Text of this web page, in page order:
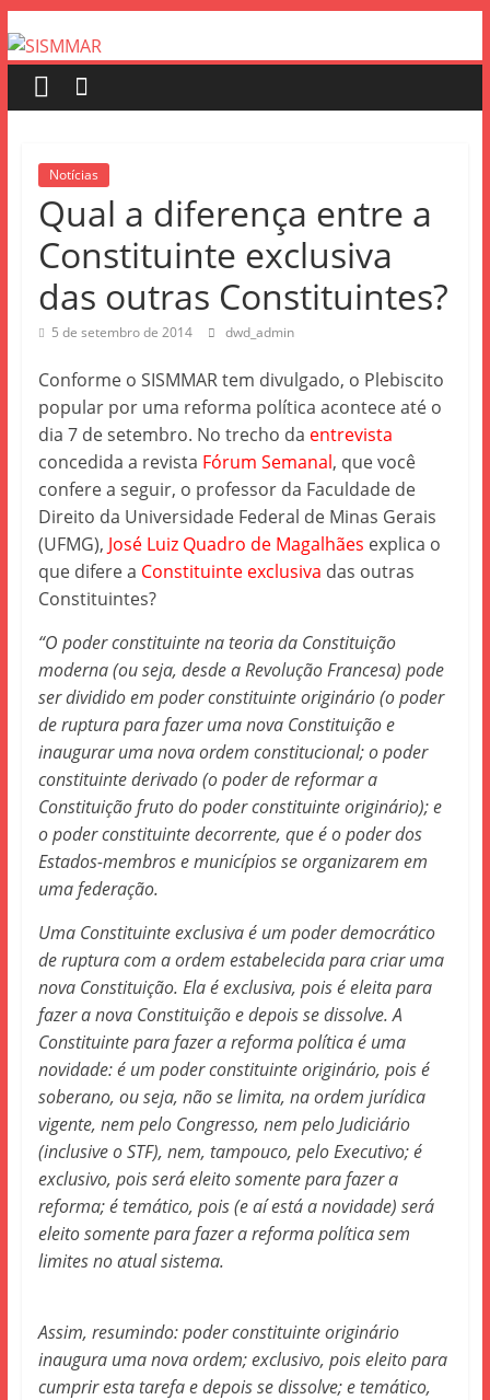
Notícias
Qual a diferença entre a
Constituinte exclusiva
das outras Constituintes?
5 de setembro de 2014 dwd_admin
Conforme o SISMMAR tem divulgado, o Plebiscito
popular por uma reforma política acontece até o
dia 7 de setembro. No trecho da entrevista
concedida a revista Fórum Semanal, que você
confere a seguir, o professor da Faculdade de
Direito da Universidade Federal de Minas Gerais
(UFMG), José Luiz Quadro de Magalhães explica o
que difere a Constituinte exclusiva das outras
Constituintes?
“O poder constituinte na teoria da Constituição
moderna (ou seja, desde a Revolução Francesa) pode
ser dividido em poder constituinte originário (o poder
de ruptura para fazer uma nova Constituição e
inaugurar uma nova ordem constitucional; o poder
constituinte derivado (o poder de reformar a
Constituição fruto do poder constituinte originário); e
o poder constituinte decorrente, que é o poder dos
Estados-membros e municípios se organizarem em
uma federação.
Uma Constituinte exclusiva é um poder democrático
de ruptura com a ordem estabelecida para criar uma
nova Constituição. Ela é exclusiva, pois é eleita para
fazer a nova Constituição e depois se dissolve. A
Constituinte para fazer a reforma política é uma
novidade: é um poder constituinte originário, pois é
soberano, ou seja, não se limita, na ordem jurídica
vigente, nem pelo Congresso, nem pelo Judiciário
(inclusive o STF), nem, tampouco, pelo Executivo; é
exclusivo, pois será eleito somente para fazer a
reforma; é temático, pois (e aí está a novidade) será
eleito somente para fazer a reforma política sem
limites no atual sistema.
Assim, resumindo: poder constituinte originário
inaugura uma nova ordem; exclusivo, pois eleito para
cumprir esta tarefa e depois se dissolve; e temático,